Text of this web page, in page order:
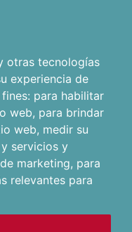
otras tecnologías
experiencia de
para habilitar
web, para brindar
web, medir su
servicios y
marketing, para
relevantes para